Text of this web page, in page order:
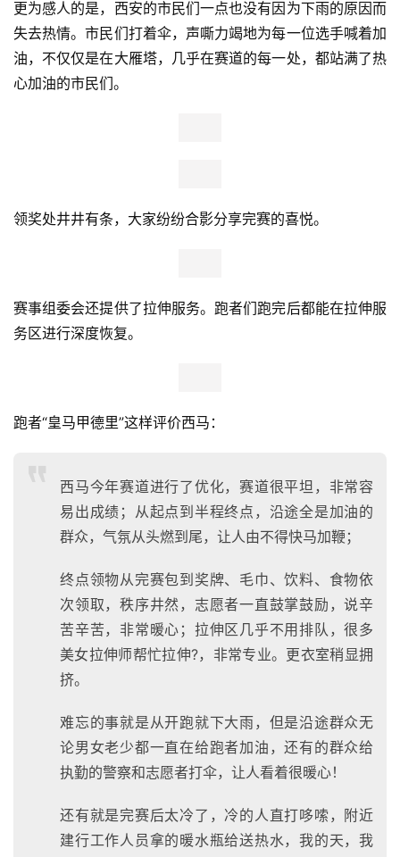
经过紧张角逐，来自肯尼亚的选手SOY SOLOMON
KIPSANG以2小时12分43秒获得男子全程组冠军，吴向东
夺得国内冠军，成绩为2小时21分54秒。女子方面，上届西